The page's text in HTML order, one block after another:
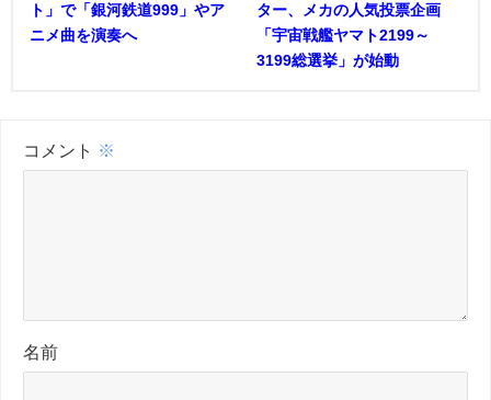
ト」で「銀河鉄道999」やア
ニメ曲を演奏へ
ター、メカの人気投票企画
「宇宙戦艦ヤマト2199～
3199総選挙」が始動
コメント ※
名前